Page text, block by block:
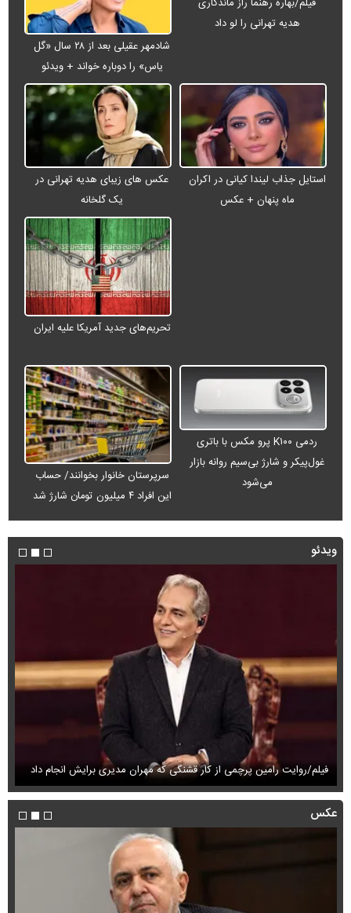
هدیه تهرانی را لو داد
شادمهر عقیلی بعد از ۲۸ سال «گل
یاس» را دوباره خواند + ویدئو
استایل جذاب لیندا کیانی در اکران
ماه پنهان + عکس
عکس های زیبای هدیه تهرانی در
یک گلخانه
تحریم‌های جدید آمریکا علیه ایران
ردمی K۱۰۰ پرو مکس با باتری
غول‌پیکر و شارژ بی‌سیم روانه بازار
می‌شود
سرپرستان خانوار بخوانند/ حساب
این افراد ۴ میلیون تومان شارژ شد
ویدئو
فیلم/روایت رامین پرچمی از کار قشنگی که مهران مدیری برایش انجام داد
عکس